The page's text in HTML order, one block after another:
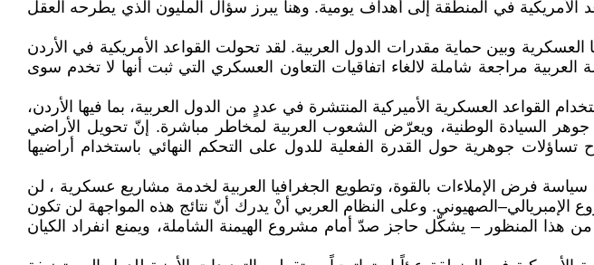
الأمريكية في المنطقة إلى أهداف يومية. وهنا يبرز سؤال المليون الذي يطرحه العقل
وبين حماية مقدرات الدول العربية. لقد تحولت القواعد الأمريكية في الأردن
مراجعة شاملة لالغاء اتفاقيات التعاون العسكري التي ثبت أنها لا تخدم سوى
القواعد العسكرية الأميركية المنتشرة في عددٍ من الدول العربية، بما فيها الأردن،
السيادة الوطنية، ويعرّض الشعوب العربية لمخاطر مباشرة. إنّ تحويل الأراضي
جوهرية حول القدرة الفعلية للدول على التحكم النهائي باستخدام أراضيها
فرض الإملاءات بالقوة، وتطويع الجغرافيا العربية لخدمة مشاريع عسكرية ، لن
وعلى النظام العربي أنْ يدرك أنّ نتائج هذه المواجهة لن تكون
المنظور – يشكّل حاجز صدّ أمام مشروع الهيمنة الشاملة، ويمنع انفراد الكيان